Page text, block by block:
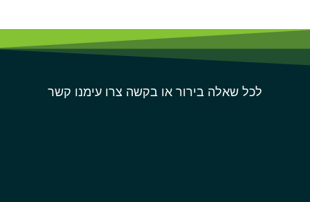
לכל שאלה בירור או בקשה צרו עימנו קשר